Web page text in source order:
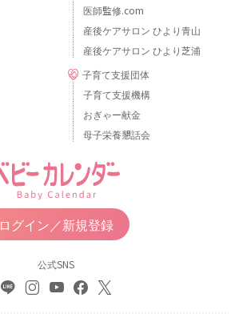
医師監修.com
産後ケアサロン ひより青山
産後ケアサロン ひより芝浦
子育て支援団体
子育て支援機構
おぎゃー献金
母子栄養懇話会
ログイン／新規登録
公式SNS